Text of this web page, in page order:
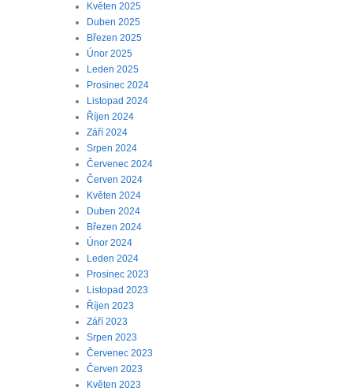
Květen 2025
Duben 2025
Březen 2025
Únor 2025
Leden 2025
Prosinec 2024
Listopad 2024
Říjen 2024
Září 2024
Srpen 2024
Červenec 2024
Červen 2024
Květen 2024
Duben 2024
Březen 2024
Únor 2024
Leden 2024
Prosinec 2023
Listopad 2023
Říjen 2023
Září 2023
Srpen 2023
Červenec 2023
Červen 2023
Květen 2023